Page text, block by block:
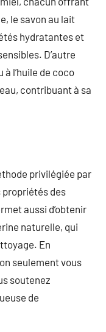
le savon au lait
hydratantes et
D’autre
l’huile de coco
contribuant à sa
privilégiée par
propriétés des
aussi d’obtenir
naturelle, qui
En
seulement vous
soutenez
de